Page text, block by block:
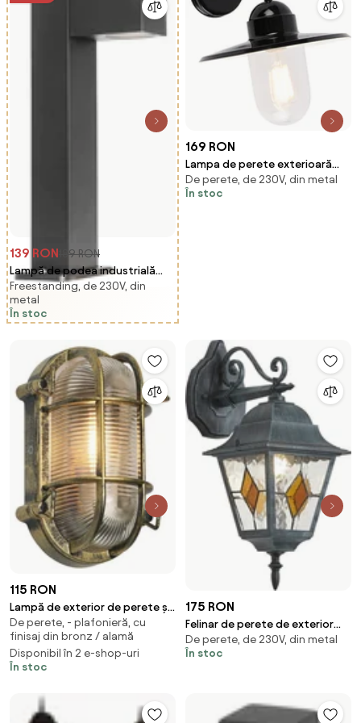
139 RON 189 RON
Lampă de podea industrială
pentru exterior neagră 35 cm
IP44 - Baleno
Freestanding, de 230V, din
metal
În stoc
169 RON
Lampa de perete exterioară
modernă neagră IP44 - Kansas
De perete, de 230V, din metal
În stoc
115 RON
Lampă de exterior de perete și
de plafon auriu antic ovală IP44
- Noutica
De perete, - plafonieră, cu
finisaj din bronz / alamă
Disponibil în 2 e-shop-uri
În stoc
175 RON
Felinar de perete de exterior
vintage negru cu verde antic
IP44 - Antigua Down
De perete, de 230V, din metal
În stoc